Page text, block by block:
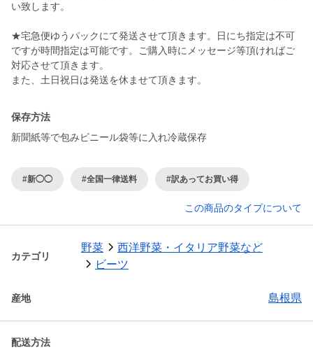
い致します。
★宅急便ゆうパックにて発送させて頂きます。日にち指定は不可
ですが時間指定は可能です。ご購入時にメッセージ等頂ければご
対応させて頂きます。
保存方法
新聞紙等で包みビニール袋等に入れ冷蔵保存
#新◯◯ #全国一律送料 #訳あってお買い得
この商品のタイプについて
カテゴリ
野菜
西洋野菜・イタリア野菜など
ビーツ
産地 島根県
配送方法